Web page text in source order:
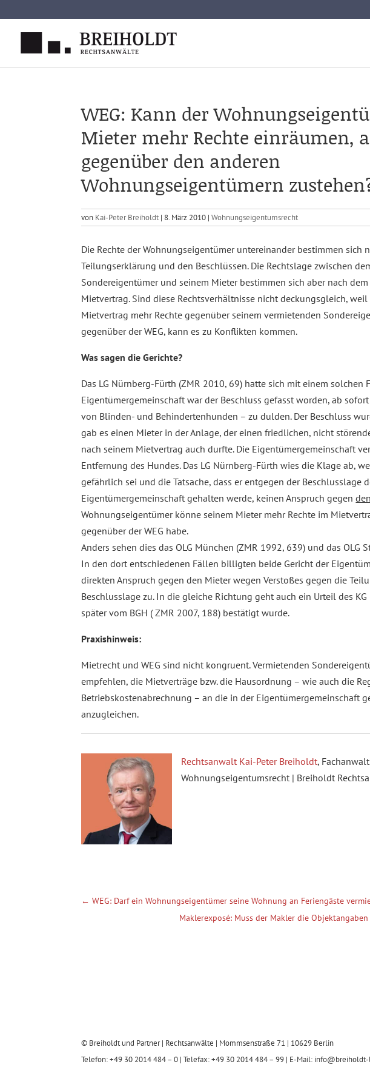
to
content
WEG: Kann der
Mieter mehr Rechte einräumen,
gegenüber den anderen
Wohnungseigentümern
von Kai-Peter Breiholdt | 8. März 2010 |Wohnungseigentumsrecht
Die Rechte der Wohnungseigentümer untereinander bestimmen sich
Teilungserklärung und den Beschlüssen. Die Rechtslage zwischen
Sondereigentümer und seinem Mieter bestimmen sich aber nach
Mietvertrag. Sind diese Rechtsverhältnisse nicht deckungsgleich, weil
Mietvertrag mehr Rechte gegenüber seinem vermietenden
gegenüber der WEG, kann es zu Konflikten kommen.
Was sagen die Gerichte?
Das LG Nürnberg-Fürth (ZMR 2010, 69) hatte sich mit einem solchen
Eigentümergemeinschaft war der Beschluss gefasst worden, ab
von Blinden- und Behindertenhunden – zu dulden. Der Beschluss
gab es einen Mieter in der Anlage, der einen friedlichen, nicht
nach seinem Mietvertrag auch durfte. Die Eigentümergemeinschaft
Entfernung des Hundes. Das LG Nürnberg-Fürth wies die Klage ab,
gefährlich sei und die Tatsache, dass er entgegen der Beschlusslage
Eigentümergemeinschaft gehalten werde, keinen Anspruch gegen
Wohnungseigentümer könne seinem Mieter mehr Rechte im
gegenüber der WEG habe.
Anders sehen dies das OLG München (ZMR 1992, 639) und das OLG
In den dort entschiedenen Fällen billigten beide Gericht der
direkten Anspruch gegen den Mieter wegen Verstoßes gegen die
Beschlusslage zu. In die gleiche Richtung geht auch ein Urteil des
später vom BGH ( ZMR 2007, 188) bestätigt wurde.
Praxishinweis:
Mietrecht und WEG sind nicht kongruent. Vermietenden
empfehlen, die Mietverträge bzw. die Hausordnung – wie auch die
Betriebskostenabrechnung – an die in der Eigentümergemeinschaft
anzugleichen.
Rechtsanwalt Kai-Peter Breiholdt,
Wohnungseigentumsrecht | Breiholdt
←WEG: Darf ein Wohnungseigentümer seine Wohnung an Feriengäste
Maklerexposé: Muss der Makler die
© Breiholdt und Partner | Rechtsanwälte | Mommsenstraße 71 | 10629 Berlin
Telefon: +49 30 2014 484 – 0 | Telefax: +49 30 2014 484 – 99 | E-Mail: